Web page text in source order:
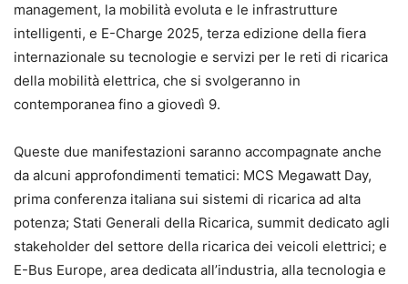
management, la mobilità evoluta e le infrastrutture
intelligenti, e E-Charge 2025, terza edizione della fiera
internazionale su tecnologie e servizi per le reti di ricarica
della mobilità elettrica, che si svolgeranno in
contemporanea fino a giovedì 9.
Queste due manifestazioni saranno accompagnate anche
da alcuni approfondimenti tematici: MCS Megawatt Day,
prima conferenza italiana sui sistemi di ricarica ad alta
potenza; Stati Generali della Ricarica, summit dedicato agli
stakeholder del settore della ricarica dei veicoli elettrici; e
E-Bus Europe, area dedicata all’industria, alla tecnologia e